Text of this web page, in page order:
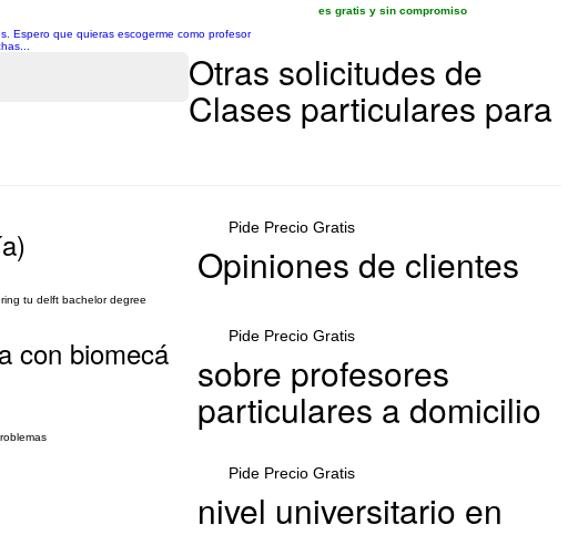
Espero que quieras escogerme como profesor
es gratis y sin compromiso
Otras solicitudes de
Clases particulares para
tu delft bachelor degree
Pide Precio Gratis
con biomecá Pide Precio Gratis
Pide Precio Gratis
Opiniones de clientes
sobre profesores
particulares a domicilio
nivel universitario en